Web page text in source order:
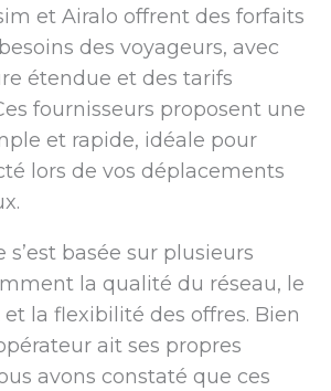
et Airalo offrent des forfaits
des voyageurs, avec
étendue et des tarifs
fournisseurs proposent une
et rapide, idéale pour
lors de vos déplacements
s’est basée sur plusieurs
la qualité du réseau, le
la flexibilité des offres. Bien
ait ses propres
avons constaté que ces